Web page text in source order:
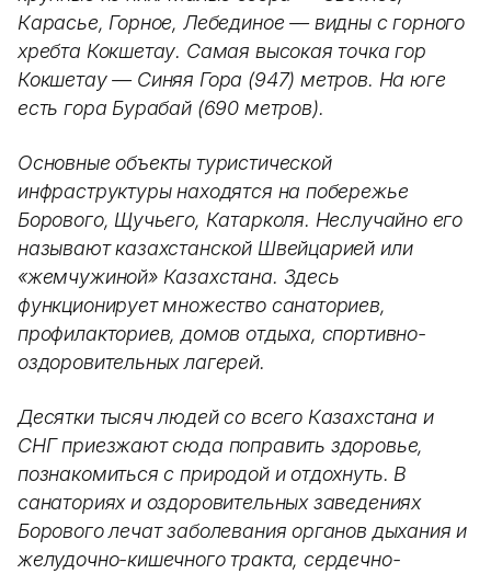
Карасье, Горное, Лебединое — видны с горного
хребта Кокшетау. Самая высокая точка гор
Кокшетау — Синяя Гора (947) метров. На юге
есть гора Бурабай (690 метров).
Основные объекты туристической
инфраструктуры находятся на побережье
Борового, Щучьего, Катарколя. Неслучайно его
называют казахстанской Швейцарией или
«жемчужиной» Казахстана. Здесь
функционирует множество санаториев,
профилакториев, домов отдыха, спортивно-
оздоровительных лагерей.
Десятки тысяч людей со всего Казахстана и
СНГ приезжают сюда поправить здоровье,
познакомиться с природой и отдохнуть. В
санаториях и оздоровительных заведениях
Борового лечат заболевания органов дыхания и
желудочно-кишечного тракта, сердечно-